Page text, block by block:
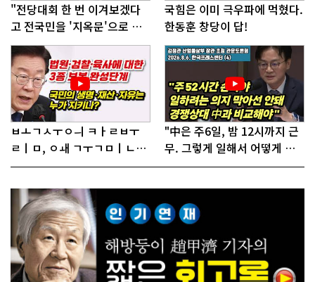
"전당대회 한 번 이겨보겠다
고 전국민을 '지옥문'으로 밀
어!"
국힘은 이미 극우파에 먹혔다.
한동훈 창당이 답!
ㅂㅗㄱㅅㅜㅇㅢ ㅋㅏㄹㅂㅜ
ㄹㅣㅁ, ㅇㅙ ㄱㅜㄱㅁㅣㄴㄷ
ㅡㄹㅇㅣ ㄷㅏㅇㅎㅐㅇㅑ ㅎ
"中은 주6일, 밤 12시까지 근
무. 그렇게 일해서 어떻게 경
쟁하냐 반문하더라"